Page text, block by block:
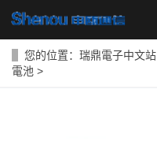
您的位置： 瑞鼎電子中文站
電池 >